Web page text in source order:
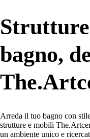
bagno,
Arreda il tuo bagno con
strutture e mobili
un ambiente unico e